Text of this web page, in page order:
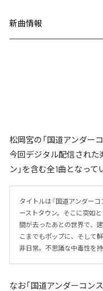
新曲情報
松岡宮の「国道アンダー
今回デジタル配信された
ン」を含む全1曲となって
タイトルは『国道アンダー
ーストタウン。そこに突如と
間が去ったあとの世界で、
こまでもポップに、そして
非日常。不思議な中毒性を
なお「国道アンダーコン